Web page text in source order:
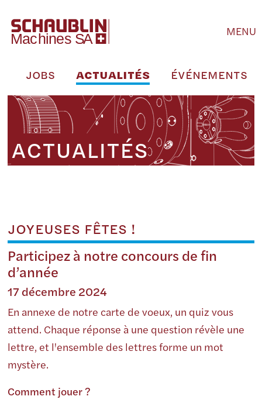
MENU
JOBS ACTUALITÉS ÉVÉNEMENTS
ACTUALITÉS
JOYEUSES FÊTES !
Participez à notre concours de fin
d’année
17 décembre 2024
En annexe de notre carte de voeux, un quiz vous
attend. Chaque réponse à une question révèle une
lettre, et l'ensemble des lettres forme un mot
mystère.
Comment jouer ?